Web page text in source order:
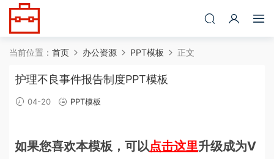
当前位置： 首页 办公资源 PPT模板 正文
护理不良事件报告制度PPT模板
04-20 PPT模板
如果您喜欢本模板，可以点击这里升级成为V